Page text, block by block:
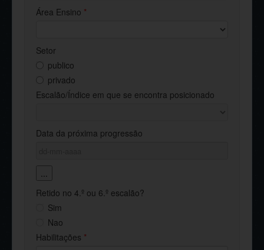
Área Ensino *
Setor
publico
privado
Escalão/Índice em que se encontra posicionado
Data da próxima progressão
...
Retido no 4.º ou 6.º escalão?
Sim
Nao
Habilitações *